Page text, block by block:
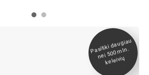
Pasitiki daugiau
nei 500
mln.
keleivių